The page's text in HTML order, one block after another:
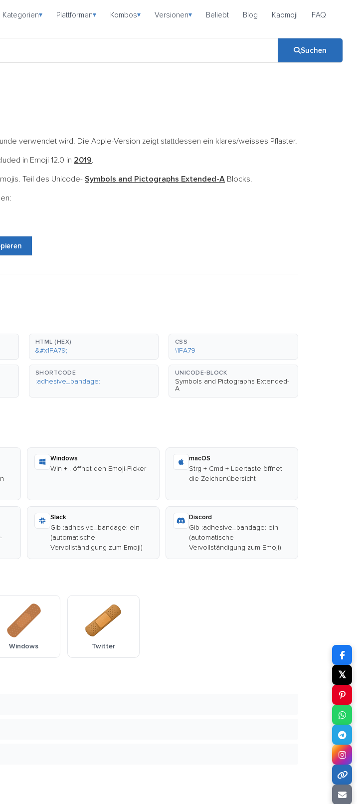
Kategorien▾ Plattformen▾ Kombos▾ Versionen▾ Beliebt Blog Kaomoji FAQ
Suchen
verwendet wird. Die Apple-Version zeigt stattdessen ein klares/weisses Pflaster.
in Emoji 12.0 in 2019.
Teil des Unicode-Symbols and Pictographs Extended-A Blocks.
HTML (HEX)
&#x1FA79;
CSS
\1FA79
SHORTCODE
:adhesive_bandage:
UNICODE-BLOCK
Symbols and Pictographs Extended-
A
Windows
Win + . öffnet den Emoji-Picker
macOS
Strg + Cmd + Leertaste öffnet
die Zeichenübersicht
Slack
Gib :adhesive_bandage: ein
(automatische
Vervollständigung zum Emoji)
Discord
Gib :adhesive_bandage: ein
(automatische
Vervollständigung zum Emoji)
Windows Twitter
𝕏